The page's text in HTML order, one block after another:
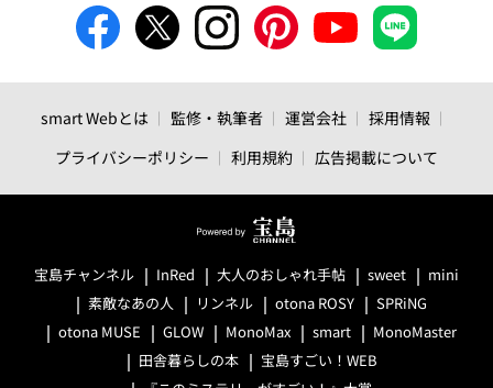
smart Webとは 監修・執筆者 運営会社
採用情報
プライバシーポリシー
利用規約 広告掲載について
宝島チャンネル InRed 大人のおしゃれ手帖 sweet
mini
素敵なあの人
リンネル otona ROSY
SPRiNG
otona MUSE
GLOW MonoMax smart
MonoMaster
田舎暮らしの本
宝島すごい！WEB